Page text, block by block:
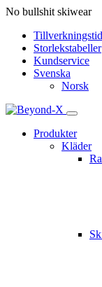
No bullshit skiwear
Storlekstabeller
Kundservice
Svenska
Norsk
Produkter
Kläder